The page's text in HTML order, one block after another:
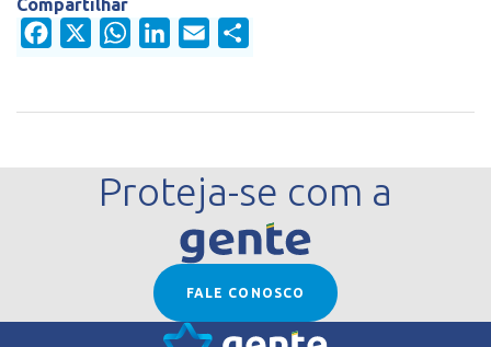
Compartilhar
Facebook
WhatsAppLinkedIn
Email
Proteja-se com a
FALE CONOSCO